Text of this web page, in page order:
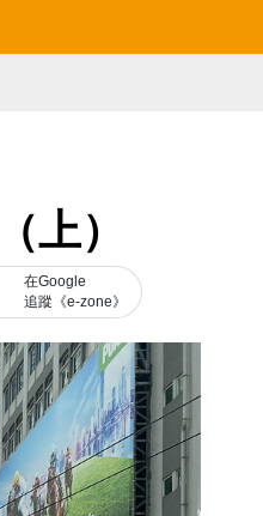
上）
在Google
追蹤《e-zone》